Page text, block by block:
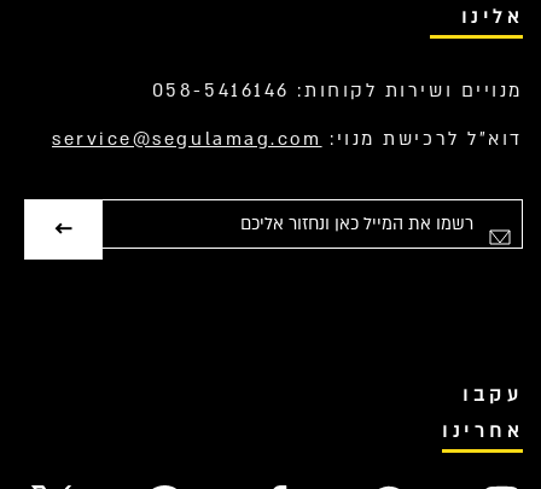
אלינו
מנויים ושירות לקוחות: 058-5416146
דוא”ל לרכישת מנוי: service@segulamag.com
עקבו
אחרינו